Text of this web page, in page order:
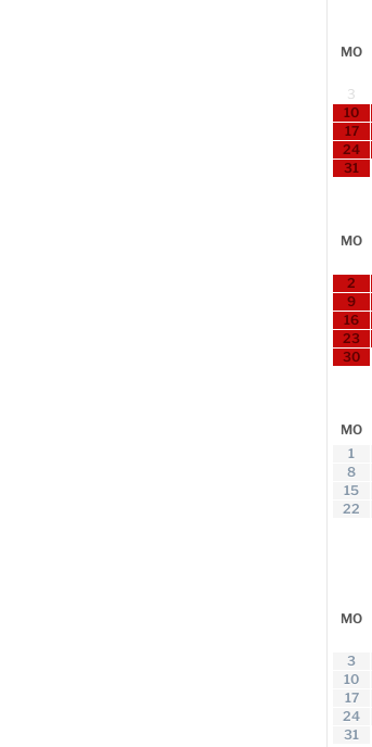
MO
3
10
17
24
31
MO
2
9
16
23
30
MO
1
8
15
22
MO
3
10
17
24
31